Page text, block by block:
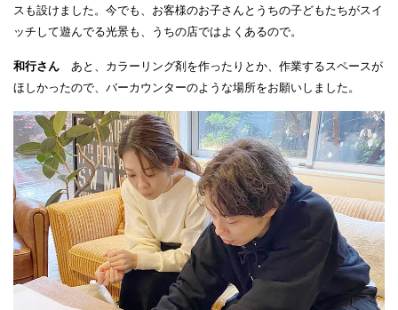
スも設けました。今でも、お客様のお子さんとうちの子どもたちがスイ
ッチして遊んでる光景も、うちの店ではよくあるので。
和行さん あと、カラーリング剤を作ったりとか、作業するスペースが
ほしかったので、バーカウンターのような場所をお願いしました。